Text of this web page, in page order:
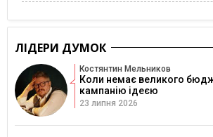
ЛІДЕРИ ДУМОК
Костянтин Мельников
Коли немає великого
кампанію ідеєю
23 липня 2026